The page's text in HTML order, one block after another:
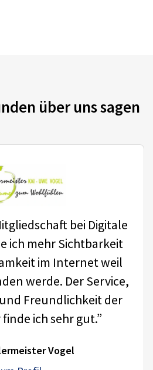
über uns sagen
bei Digitale
ich mehr Sichtbarkeit
im Internet weil
werde. Der Service,
Freundlichkeit der
ich sehr gut.”
Vogel